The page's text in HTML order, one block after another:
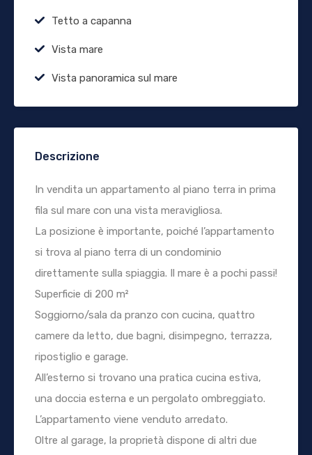
Tetto a capanna
Vista mare
Vista panoramica sul mare
Descrizione
In vendita un appartamento al piano terra in prima
fila sul mare con una vista meravigliosa.
La posizione è importante, poiché l’appartamento
si trova al piano terra di un condominio
direttamente sulla spiaggia. Il mare è a pochi passi!
Superficie di 200 m²
Soggiorno/sala da pranzo con cucina, quattro
camere da letto, due bagni, disimpegno, terrazza,
ripostiglio e garage.
All’esterno si trovano una pratica cucina estiva,
una doccia esterna e un pergolato ombreggiato.
L’appartamento viene venduto arredato.
Oltre al garage, la proprietà dispone di altri due